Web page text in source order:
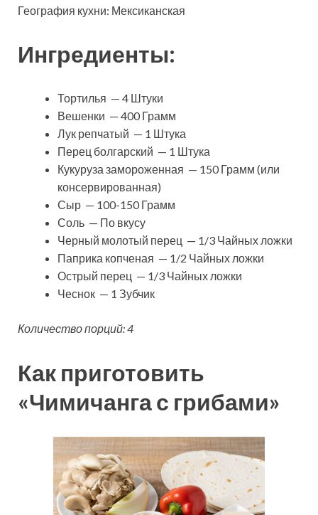
География кухни: Мексиканская
Ингредиенты:
Тортилья — 4 Штуки
Вешенки — 400 Грамм
Лук репчатый — 1 Штука
Перец болгарский — 1 Штука
Кукуруза замороженная — 150 Грамм (или
консервированная)
Сыр — 100-150 Грамм
Соль — По вкусу
Черный молотый перец — 1/3 Чайных ложки
Паприка копченая — 1/2 Чайных ложки
Острый перец — 1/3 Чайных ложки
Чеснок — 1 Зубчик
Количество порций: 4
Как приготовить
«Чимичанга с грибами»